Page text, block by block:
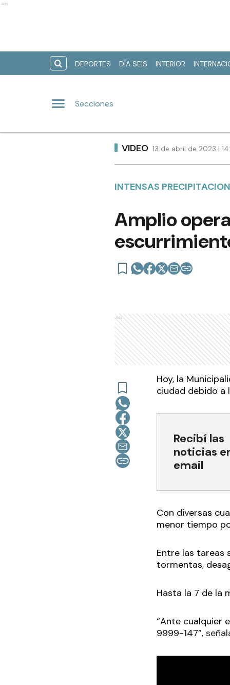
Ads
DEPORTES DÍA SEIS INTERIOR
Secciones
VIDEO 13 de abril de 2023 |
INTENSAS
Amplio
Ads
Hoy, la
ciudad debido a
Recibí las
noticias
email
Con diversas
menor tiempo
Entre las tareas
tormentas,
Hasta la 7 de la
“Ante cualquier
9999-147”,